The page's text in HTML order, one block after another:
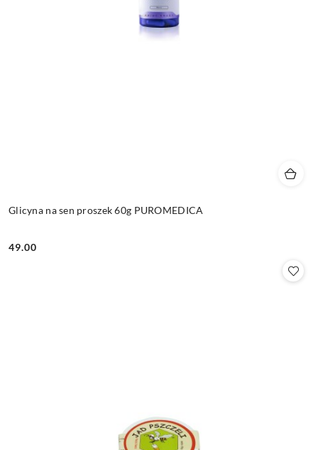
Glicyna na sen proszek 60g PUROMEDICA
Cena:
49.00